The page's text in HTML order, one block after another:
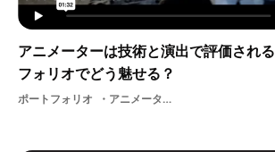
アニメーターは技術と演出で評価され
フォリオでどう魅せる？
ポートフォリオ アニメーター3DCGデザイナー